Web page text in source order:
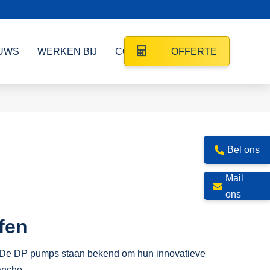
WERKEN BIJ CONTACT OFFERTE
DP pumps staan bekend om hun innovatieve
Bel ons
Mail
ons